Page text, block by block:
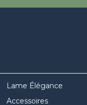
Lame Élégance
Accessoires